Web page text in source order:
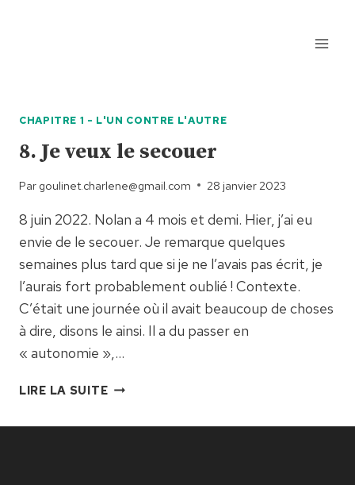
CHAPITRE 1 - L'UN CONTRE L'AUTRE
8. Je veux le secouer
Par goulinet.charlene@gmail.com 28 janvier 2023
8 juin 2022. Nolan a 4 mois et demi. Hier, j’ai eu
envie de le secouer. Je remarque quelques
semaines plus tard que si je ne l’avais pas écrit, je
l’aurais fort probablement oublié ! Contexte.
C’était une journée où il avait beaucoup de choses
à dire, disons le ainsi. Il a du passer en
« autonomie »,…
LIRE LA SUITE8.
VEUX